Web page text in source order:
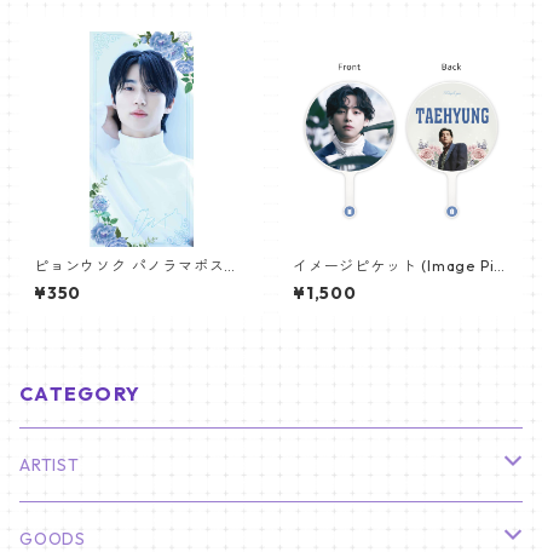
ピョンウソク パノラマポスタ
ー (BYEON WOOSEOK Poste
r) 700*330mm 【Byeonwoo
¥350
イメージピケット (Image Pic
ket) うちわ - ヴィ (V_12)
¥1,500
CATEGORY
ARTIST
俳優
GOODS